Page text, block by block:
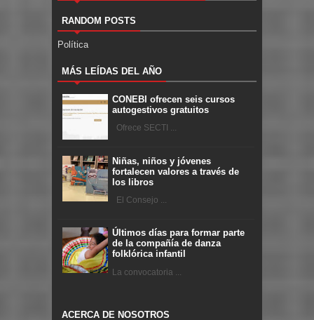
RANDOM POSTS
Política
MÁS LEÍDAS DEL AÑO
CONEBI ofrecen seis cursos
autogestivos gratuitos
Ofrece SECTI ...
Niñas, niños y jóvenes
fortalecen valores a través de
los libros
El Consejo ...
Últimos días para formar parte
de la compañía de danza
folklórica infantil
La convocatoria ...
ACERCA DE NOSOTROS